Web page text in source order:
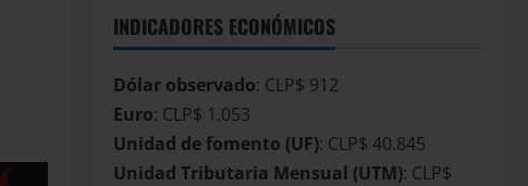
INDICADORES ECONÓMICOS
Dólar observado: CLP$ 912
Euro: CLP$ 1.053
Unidad de fomento (UF): CLP$ 40.845
Unidad Tributaria Mensual (UTM): CLP$